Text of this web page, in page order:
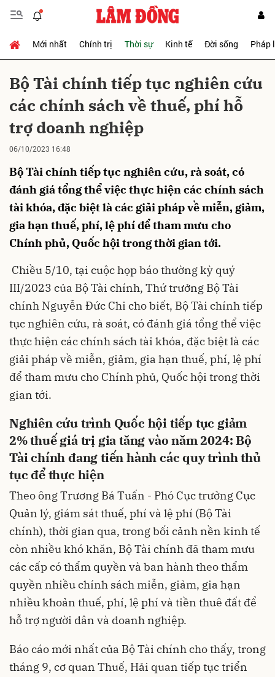
Mới nhất Chính trị Thời sự Kinh tế Đời sống Pháp
Bộ Tài chính tiếp tục nghiên cứu
các chính sách về thuế, phí hỗ
trợ doanh nghiệp
06/10/2023 16:48
Bộ Tài chính tiếp tục nghiên cứu, rà soát, có
đánh giá tổng thể việc thực hiện các chính sách
tài khóa, đặc biệt là các giải pháp về miễn, giảm,
gia hạn thuế, phí, lệ phí để tham mưu cho
Chính phủ, Quốc hội trong thời gian tới.
Chiều 5/10, tại cuộc họp báo thường kỳ quý
III/2023 của Bộ Tài chính, Thứ trưởng Bộ Tài
chính Nguyễn Đức Chi cho biết, Bộ Tài chính tiếp
tục nghiên cứu, rà soát, có đánh giá tổng thể việc
thực hiện các chính sách tài khóa, đặc biệt là các
giải pháp về miễn, giảm, gia hạn thuế, phí, lệ phí
để tham mưu cho Chính phủ, Quốc hội trong thời
gian tới.
Nghiên cứu trình Quốc hội tiếp tục giảm
2% thuế giá trị gia tăng vào năm 2024: Bộ
Tài chính đang tiến hành các quy trình thủ
tục để thực hiện
Theo ông Trương Bá Tuấn - Phó Cục trưởng Cục
Quản lý, giám sát thuế, phí và lệ phí (Bộ Tài
chính), thời gian qua, trong bối cảnh nền kinh tế
còn nhiều khó khăn, Bộ Tài chính đã tham mưu
các cấp có thẩm quyền và ban hành theo thẩm
quyền nhiều chính sách miễn, giảm, gia hạn
nhiều khoản thuế, phí, lệ phí và tiền thuê đất để
hỗ trợ người dân và doanh nghiệp.
Báo cáo mới nhất của Bộ Tài chính cho thấy, trong
tháng 9, cơ quan Thuế, Hải quan tiếp tục triển
Gửi bình luận
Hủy Gửi